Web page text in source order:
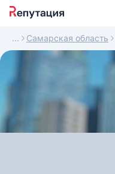
Самарская область